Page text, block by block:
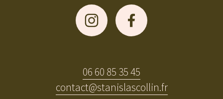
06 60 85 35 45
contact@stanislascollin.fr